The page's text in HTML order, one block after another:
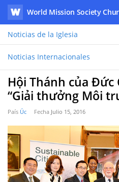
WATV
World Mission Society
Noticias de la Iglesia
Noticias Internacionales
Hội Thánh của Đức
“Giải thưởng Môi
País Úc Fecha Julio 15, 2016